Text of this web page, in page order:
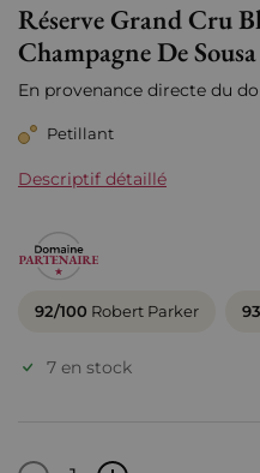
Réserve Grand Cru
Champagne De Sousa
En provenance directe du
Petillant
Descriptif détaillé
92/100 Robert Parker
7 en stock